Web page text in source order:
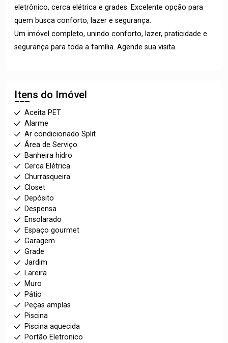
eletrônico, cerca elétrica e grades. Excelente opção para
quem busca conforto, lazer e segurança.
Um imóvel completo, unindo conforto, lazer, praticidade e
segurança para toda a família. Agende sua visita.
Itens do Imóvel
Aceita PET
Alarme
Ar condicionado Split
Área de Serviço
Banheira hidro
Cerca Elétrica
Churrasqueira
Closet
Depósito
Despensa
Ensolarado
Espaço gourmet
Garagem
Grade
Jardim
Lareira
Muro
Pátio
Peças amplas
Piscina
Piscina aquecida
Portão Eletronico